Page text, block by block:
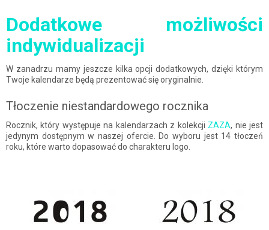
Dodatkowe możliwości
indywidualizacji
W zanadrzu mamy jeszcze kilka opcji dodatkowych, dzięki którym
Twoje kalendarze będą prezentować się oryginalnie.
Tłoczenie niestandardowego rocznika
Rocznik, który występuje na kalendarzach z kolekcji ZAZA, nie jest
jedynym dostępnym w naszej ofercie. Do wyboru jest 14 tłoczeń
roku, które warto dopasować do charakteru logo.